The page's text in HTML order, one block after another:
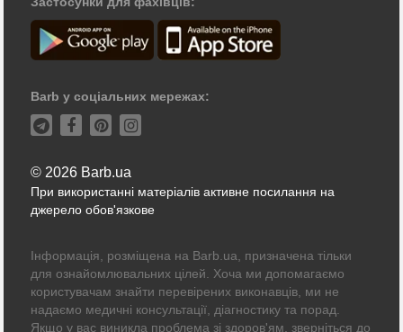
Barb у соціальних мережах:
© 2026 Barb.ua
При використанні матеріалів активне посилання на
джерело обов'язкове
Інформація, розміщена на Barb.ua, призначена тільки
для ознайомлювальних цілей. Хоча ми допомагаємо
користувачам знайти перевірених виконавців, ми не
надаємо медичні консультації, діагностику та порад.
Якщо у вас виникла проблема зі здоров'ям, зверніться до